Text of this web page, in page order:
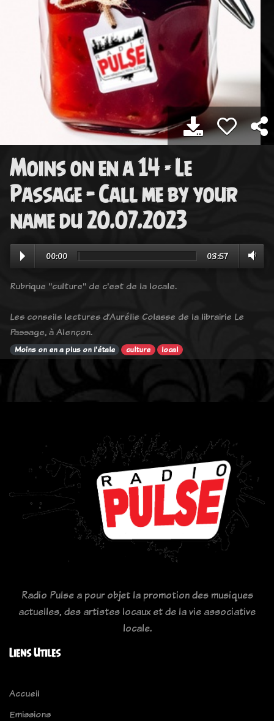
Moins on en a 14 - Le
Passage – Call me by your
name du 20.07.2023
00:00 03:57
Rubrique "culture" de c'est de la locale.
Les conseils lectures d’Aurélie Colasse de la librairie Le
Passage, à Alençon.
Moins on en a plus on l'étale culture local
Radio Pulse a pour objet la promotion des musiques
actuelles, des artistes locaux et de la vie associative
locale.
Liens Utiles
Accueil
Emissions